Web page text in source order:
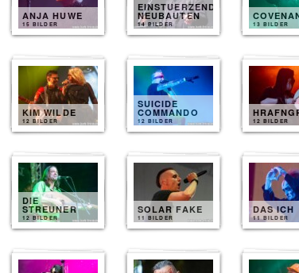
ANJA HUWE
15 BILDER
EINSTUERZENDE
NEUBAUTEN
14 BILDER 13 BILDER
KIM WILDE
12 BILDER
SUICIDE
COMMANDO
12 BILDER 12 BILDER
DIE
STREUNER
12 BILDER
SOLAR FAKE
11 BILDER
DAS ICH
11 BILDER